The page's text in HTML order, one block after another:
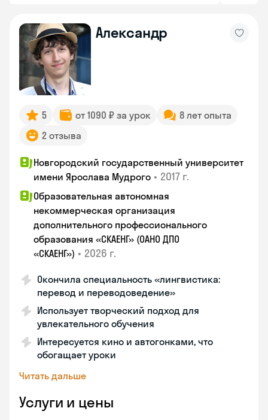
Александр
5 от 1090 ₽ за урок
8 лет опыта
2 отзыва
Новгородский государственный университет
имени Ярослава Мудрого • 2017 г.
Образовательная автономная
некоммерческая организация
дополнительного профессионального
образования «СКАЕНГ» (ОАНО ДПО
«СКАЕНГ») • 2026 г.
Окончила специальность «лингвистика:
перевод и переводоведение»
Использует творческий подход для
увлекательного обучения
Интересуется кино и автогонками, что
обогащает уроки
Читать дальше
Услуги и цены